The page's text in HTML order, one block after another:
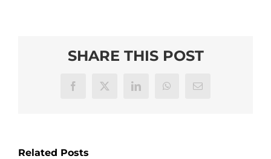
SHARE THIS POST
Facebook
X LinkedInWhatsAppEmail
Related Posts